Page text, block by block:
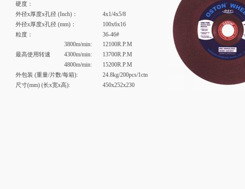
硬度：
外径x厚度x孔径 (Inch)：
4x1/4x5/8
外径x厚度x孔径 (mm)：
100x6x16
粒度：
36-46#
最高使用转速
3800m/min:
12100R.P.M
4300m/min:
13700R.P.M
4800m/min:
15200R.P.M
外包装 (重量/片数/每箱):
24.8kg/200pcs/1ctn
尺寸(mm) (长x宽x高):
450x252x230